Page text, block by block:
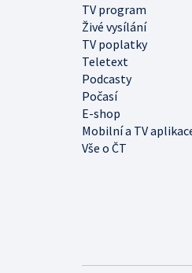
TV program
Živé vysílání
TV poplatky
Teletext
Podcasty
Počasí
E-shop
Mobilní a TV
Vše o ČT